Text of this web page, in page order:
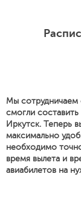
Мы сотрудничаем
смогли
Иркутск. Теперь
максимально
необходимо
время вылета и
авиабилетов на